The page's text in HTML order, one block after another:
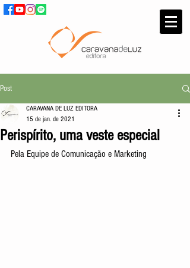
Post
Perispírito, uma veste especial
CARAVANA DE LUZ EDITORA
15 de jan. de 2021
Pela Equipe de Comunicação e Marketing